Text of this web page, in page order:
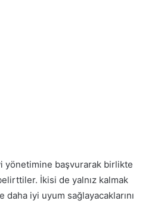
yönetimine başvurarak birlikte
İkisi de yalnız kalmak
iyi uyum sağlayacaklarını